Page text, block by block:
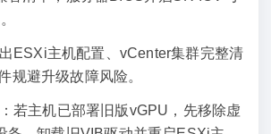
ESXi主机配置、vCenter集群完整清
规避升级故障风险。
若主机已部署旧版vGPU，先移除虚